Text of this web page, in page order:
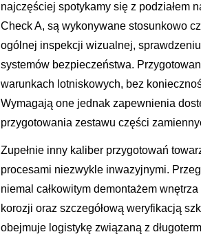
najczęściej spotykamy się z podziałem
Check A, są wykonywane stosunkowo
ogólnej inspekcji wizualnej,
systemów bezpieczeństwa.
warunkach lotniskowych, bez
Wymagają one jednak zapewnienia
przygotowania zestawu części
Zupełnie inny kaliber przygotowań
procesami niezwykle inwazyjnymi.
niemal całkowitym demontażem
korozji oraz szczegółową weryfikacją
obejmuje logistykę związaną z